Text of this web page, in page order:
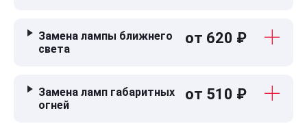
Замена лампы ближнего
света
от 620 ₽
Замена ламп габаритных
огней
от 510 ₽